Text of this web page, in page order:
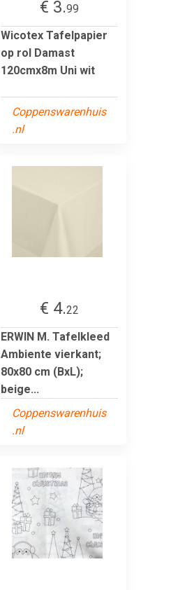
€ 3.99
Wicotex Tafelpapier
op rol Damast
120cmx8m Uni wit
Coppenswarenhuis
.nl
€ 4.22
ERWIN M. Tafelkleed
Ambiente vierkant;
80x80 cm (BxL);
beige...
Coppenswarenhuis
.nl